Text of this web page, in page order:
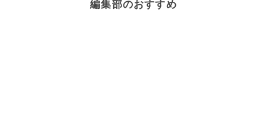
編集部のおすすめ